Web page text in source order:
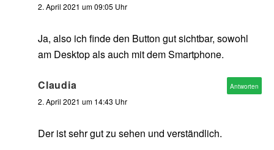
2. April 2021 um 09:05 Uhr
Ja, also ich finde den Button gut sichtbar, sowohl
am Desktop als auch mit dem Smartphone.
Claudia
2. April 2021 um 14:43 Uhr
Der ist sehr gut zu sehen und verständlich.
Antworten